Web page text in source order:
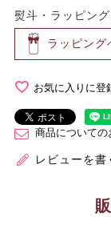
熨斗・ラッピン
ラッピング
お気に入りに登
商品についての
レビューを書